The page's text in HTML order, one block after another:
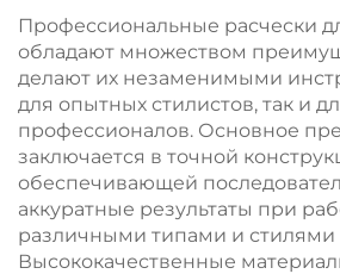
обыкновенной
расчески, головка
щетки для мытых
волос
Профессиональные расчески
обладают множеством
делают их незаменимыми
для опытных стилистов, так и
профессионалов. Основное
заключается в точной
обеспечивающей
аккуратные результаты при
различными типами и стилями
Высококачественные